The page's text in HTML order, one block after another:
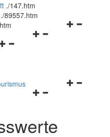
./147.htm
./89557.htm
Navigationsmenü
Navigationsmenü
schließen